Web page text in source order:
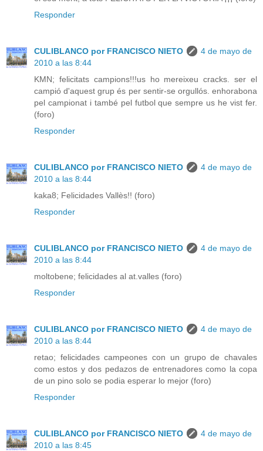
Responder
CULIBLANCO por FRANCISCO NIETO
4 de mayo de
2010 a las 8:44
KMN; felicitats campions!!!us ho mereixeu cracks. ser el
campió d'aquest grup és per sentir-se orgullós. enhorabona
pel campionat i també pel futbol que sempre us he vist fer.
(foro)
Responder
CULIBLANCO por FRANCISCO NIETO
4 de mayo de
2010 a las 8:44
kaka8; Felicidades Vallès!! (foro)
Responder
CULIBLANCO por FRANCISCO NIETO
4 de mayo de
2010 a las 8:44
moltobene; felicidades al at.valles (foro)
Responder
CULIBLANCO por FRANCISCO NIETO
4 de mayo de
2010 a las 8:44
retao; felicidades campeones con un grupo de chavales
como estos y dos pedazos de entrenadores como la copa
de un pino solo se podia esperar lo mejor (foro)
Responder
CULIBLANCO por FRANCISCO NIETO
4 de mayo de
2010 a las 8:45